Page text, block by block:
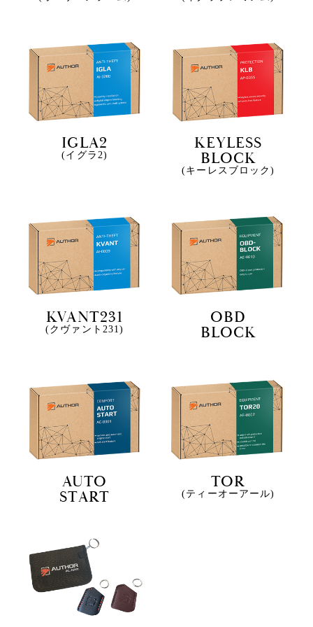
IGLA2
(イグラ2)
KEYLESS
BLOCK
(キーレスブロック)
KVANT231
(クヴァント231)
OBD
BLOCK
AUTO
START
TOR
(ティーオーアール)